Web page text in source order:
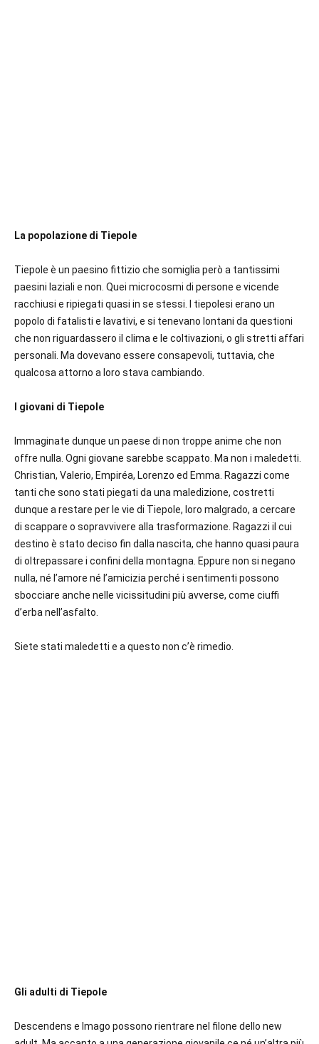
La popolazione di Tiepole
Tiepole è un paesino fittizio che somiglia però a tantissimi
paesini laziali e non. Quei microcosmi di persone e vicende
racchiusi e ripiegati quasi in se stessi. I tiepolesi erano un
popolo di fatalisti e lavativi, e si tenevano lontani da questioni
che non riguardassero il clima e le coltivazioni, o gli stretti affari
personali. Ma dovevano essere consapevoli, tuttavia, che
qualcosa attorno a loro stava cambiando.
I giovani di Tiepole
Immaginate dunque un paese di non troppe anime che non
offre nulla. Ogni giovane sarebbe scappato. Ma non i maledetti.
Christian, Valerio, Empiréa, Lorenzo ed Emma. Ragazzi come
tanti che sono stati piegati da una maledizione, costretti
dunque a restare per le vie di Tiepole, loro malgrado, a cercare
di scappare o sopravvivere alla trasformazione. Ragazzi il cui
destino è stato deciso fin dalla nascita, che hanno quasi paura
di oltrepassare i confini della montagna. Eppure non si negano
nulla, né l’amore né l’amicizia perché i sentimenti possono
sbocciare anche nelle vicissitudini più avverse, come ciuffi
d’erba nell’asfalto.
Siete stati maledetti e a questo non c’è rimedio.
Gli adulti di Tiepole
Descendens e Imago possono rientrare nel filone dello new